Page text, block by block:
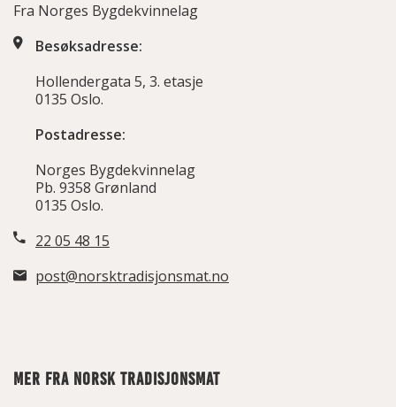
Fra Norges Bygdekvinnelag
Besøksadresse:
Hollendergata 5, 3. etasje
0135 Oslo.
Postadresse:
Norges Bygdekvinnelag
Pb. 9358 Grønland
0135 Oslo.
22 05 48 15
post@norsktradisjonsmat.no
MER FRA NORSK TRADISJONSMAT